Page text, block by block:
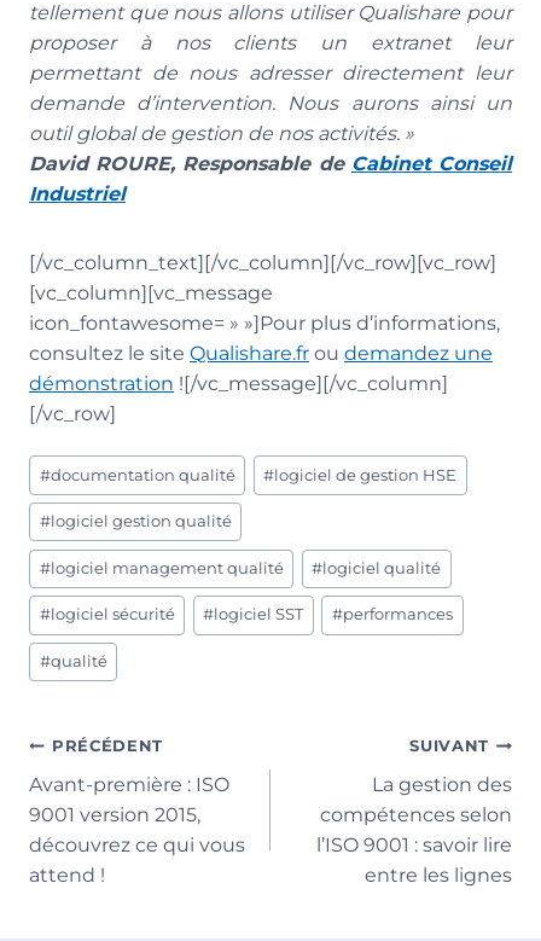
tellement que nous allons utiliser Qualishare pour
proposer à nos clients un extranet leur
permettant de nous adresser directement leur
demande d’intervention. Nous aurons ainsi un
outil global de gestion de nos activités. »
David ROURE, Responsable de Cabinet Conseil
Industriel
[/vc_column_text][/vc_column][/vc_row][vc_row]
[vc_column][vc_message
icon_fontawesome= » »]Pour plus d’informations,
consultez le site Qualishare.fr ou demandez une
démonstration ![/vc_message][/vc_column]
[/vc_row]
Étiquettes
de
la
publication :
#documentation qualité #logiciel de gestion HSE
#logiciel gestion qualité
#logiciel management qualité #logiciel qualité
#logiciel sécurité #logiciel SST #performances
#qualité
Navigation
de
l’article
PRÉCÉDENT
Avant-première : ISO
9001 version 2015,
découvrez ce qui vous
attend !
SUIVANT
La gestion des
compétences selon
l’ISO 9001 : savoir lire
entre les lignes